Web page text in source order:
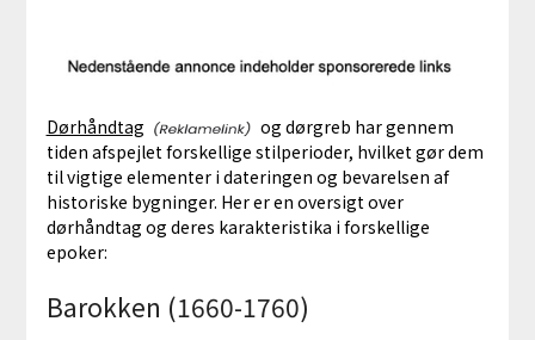
Dørhåndtag
og dørgreb har gennem
tiden afspejlet forskellige stilperioder, hvilket gør dem
til vigtige elementer i dateringen og bevarelsen af
historiske bygninger. Her er en oversigt over
dørhåndtag og deres karakteristika i forskellige
epoker:
Barokken (1660-1760)